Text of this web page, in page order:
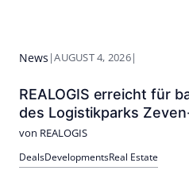
News |AUGUST 4, 2026|
REALOGIS erreicht für
des Logistikparks
von REALOGIS
DealsDevelopmentsReal Estate